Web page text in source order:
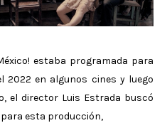
estaba programada para
2022 en algunos cines y luego
el director Luis Estrada buscó
esta producción,